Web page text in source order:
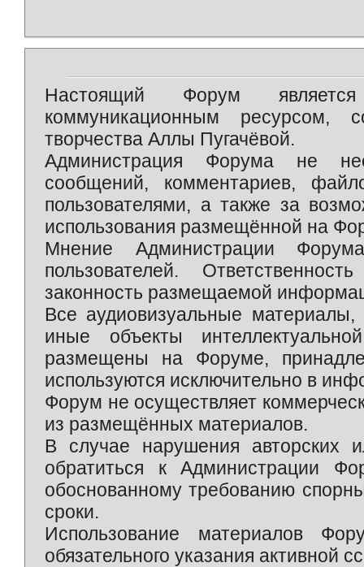
Настоящий Форум является
коммуникационным ресурсом,
творчества Аллы Пугачёвой.
Администрация Форума не
сообщений, комментариев,
пользователями, а также за
использования размещённой на
Мнение Администрации
пользователей.
законность размещаемой
Все аудиовизуальные
иные объекты
размещены на Форуме,
используются исключительно в
Форум не осуществляет
из размещённых материалов.
В случае нарушения авторских
обратиться к Администрации
обоснованному требованию
сроки.
Использование материалов
обязательного указания активной